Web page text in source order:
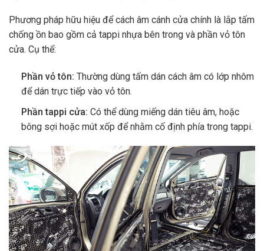
Phương pháp hữu hiệu để cách âm cánh cửa chính là lắp tấm
chống ồn bao gồm cả tappi nhựa bên trong và phần vỏ tôn
cửa. Cụ thể:
Phần vỏ tôn: Thường dùng tấm dán cách âm có lớp nhôm
để dán trực tiếp vào vỏ tôn.
Phần tappi cửa: Có thể dùng miếng dán tiêu âm, hoặc
bông sợi hoặc mút xốp để nhằm cố định phía trong tappi.